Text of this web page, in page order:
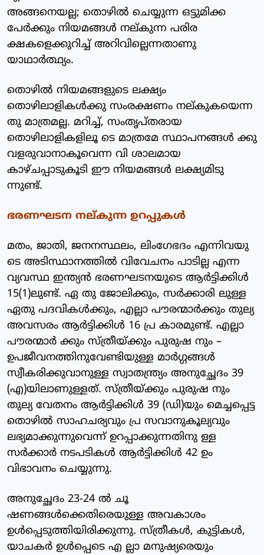
അങ്ങനെയല്ല; തൊഴില്‍ ചെയ്യുന്ന ഒട്ടുമിക്ക
പേര്‍ക്കും നിയമങ്ങള്‍ നല്കുന്ന പരിര
ക്ഷകളെക്കുറിച്ച് അറിവില്ലെന്നതാണു
യാഥാര്‍ത്ഥ്യം.
തൊഴില്‍ നിയമങ്ങളുടെ ലക്ഷ്യം
തൊഴിലാളികള്‍ക്കു സംരക്ഷണം നല്കുകയെന്ന
തു മാത്രമല്ല. മറിച്ച്, സംതൃപ്തരായ
തൊഴിലാളികളിലൂ ടെ മാത്രമേ സ്ഥാപനങ്ങള്‍ ക്കു
വളരുവാനാകൂവെന്ന വി ശാലമായ
കാഴ്ചപ്പാടുകൂടി ഈ നിയമങ്ങള്‍ ലക്ഷ്യമിടു
ന്നുണ്ട്.
ഭരണഘടന നല്കുന്ന ഉറപ്പുകള്‍
മതം, ജാതി, ജനനസ്ഥലം, ലിംഗേഭദം എന്നിവയു
ടെ അടിസ്ഥാനത്തില്‍ വിവേചനം പാടില്ല എന്ന
വ്യവസ്ഥ ഇന്ത്യന്‍ ഭരണഘടനയുടെ ആര്‍ട്ടിക്കിള്‍
15(1)ലുണ്ട്. ഏ തു ജോലിക്കും, സര്‍ക്കാരി ലുള്ള
ഏതു പദവികള്‍ക്കും, എല്ലാ പൗരന്മാര്‍ക്കും തുല്യ
അവസരം ആര്‍ട്ടിക്കിള്‍ 16 പ്ര കാരമുണ്ട്. എല്ലാ
പൗരന്മാര്‍ ക്കും സ്ത്രീയ്ക്കും പുരുഷ നും –
ഉപജീവനത്തിനുവേണ്ടിയുള്ള മാര്‍ഗ്ഗങ്ങള്‍
സ്വീകരിക്കുവാനുള്ള സ്വാതന്ത്ര്യം അനുച്ഛേദം 39
(എ)യിലാണുള്ളത്. സ്ത്രീയ്ക്കും പുരുഷ നും
തുല്യ വേതനം ആര്‍ട്ടിക്കിള്‍ 39 (ഡി)യും മെച്ചപ്പെട്ട
തൊഴില്‍ സാഹചര്യവും പ്ര സവാനുകൂല്യവും
ലഭ്യമാക്കുന്നുവെന്ന് ഉറപ്പാക്കുന്നതിനു ള്ള
സര്‍ക്കാര്‍ നടപടികള്‍ ആര്‍ട്ടിക്കിള്‍ 42 ഉം
വിഭാവനം ചെയ്യുന്നു.
അനുച്ഛേദം 23-24 ല്‍ ചൂ
ഷണങ്ങള്‍ക്കെതിരെയുള്ള അവകാശം
ഉള്‍പ്പെടുത്തിയിരിക്കുന്നു. സ്ത്രീകള്‍, കുട്ടികള്‍,
യാചകര്‍ ഉള്‍പ്പെടെ എ ല്ലാ മനുഷ്യരെയും